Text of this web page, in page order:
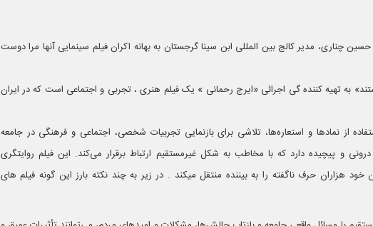
چناری، مدیر کالج بین المللی ابن سینا گرجستان به بهانه اکران فیلم سینمایی آنها مرا دوست
به تهیه کننده گی اجرائی «ایرج رحمانی » یک فیلم هنری ، تجربی و اجتماعی است که در ایران
از نمادها و استعاره‌ها، تلاشی برای بازنمایی تجربیات شخصی، اجتماعی و فرهنگی در جامعه
و پیچیده دارد که با مخاطب به شکل غیرمستقیم ارتباط برقرار می‌کند. این فیلم روایتگری
خود هزاران حرف ناگفته را به بیننده منتقل میکند . در زیر به چند نکته بارز این گونه فیلم های